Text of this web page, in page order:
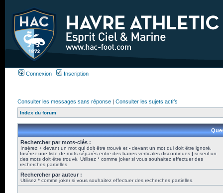
Connexion Inscription
Consulter les messages sans réponse | Consulter les sujets actifs
Index du forum
Rechercher par mots-clés :
Insérez + devant un mot qui doit être trouvé et - devant un mot qui doit être ignoré.
Insérez une liste de mots séparés entre des barres verticales discontinues | si seul un
des mots doit être trouvé. Utilisez * comme joker si vous souhaitez effectuer des
recherches partielles.
Rechercher par auteur :
Utilisez * comme joker si vous souhaitez effectuer des recherches partielles.